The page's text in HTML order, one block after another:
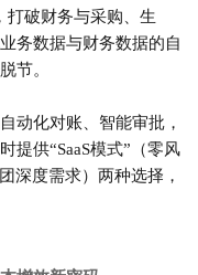
破财务与采购、生
务数据与财务数据的自
节。
动化对账、智能审批，
提供“SaaS模式”（零风
深度需求）两种选择，